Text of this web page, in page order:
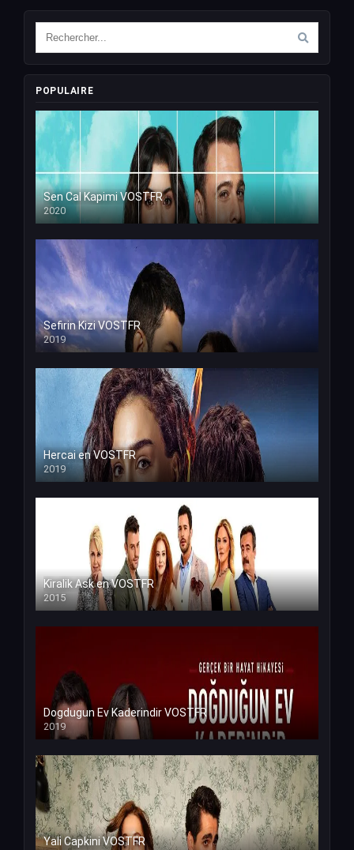
POPULAIRE
Sen Cal Kapimi VOSTFR
2020
Sefirin Kizi VOSTFR
2019
Hercai en VOSTFR
2019
Kiralik Ask en VOSTFR
2015
Dogdugun Ev Kaderindir VOSTFR
2019
Yali Capkini VOSTFR